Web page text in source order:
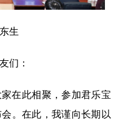
生
们：
在此相聚，参加君乐宝
。在此，我谨向长期以